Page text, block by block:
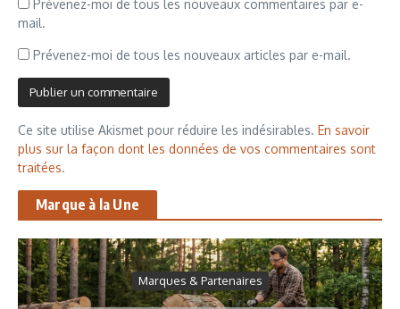
Prévenez-moi de tous les nouveaux commentaires par e-
mail.
Prévenez-moi de tous les nouveaux articles par e-mail.
Ce site utilise Akismet pour réduire les indésirables. En savoir
plus sur la façon dont les données de vos commentaires sont
traitées.
Marque à la Une
Marques & Partenaires